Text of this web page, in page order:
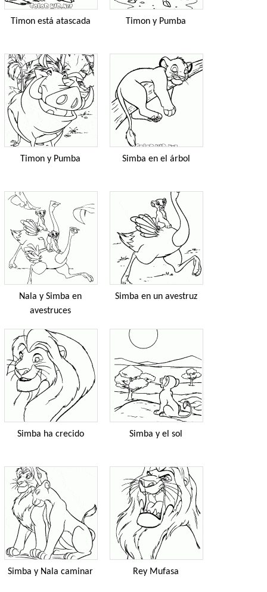
Timon está atascada Timon y Pumba
Timon y Pumba Simba en el árbol
Nala y Simba en
avestruces
Simba en un avestruz
Simba ha crecido Simba y el sol
Simba y Nala caminar Rey Mufasa